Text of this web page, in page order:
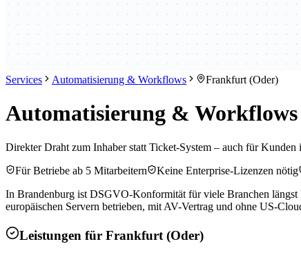
Services Automatisierung & Workflows Frankfurt (Oder)
Automatisierung &
Direkter Draht zum Inhaber statt Ticket-System – auch für
Für Betriebe ab 5 Mitarbeitern
Keine Enterprise-Lizenzen nötig
In Brandenburg ist DSGVO-Konformität für viele Branchen
europäischen Servern betrieben, mit AV-Vertrag und ohne US-
Leistungen für Frankfurt (Oder)